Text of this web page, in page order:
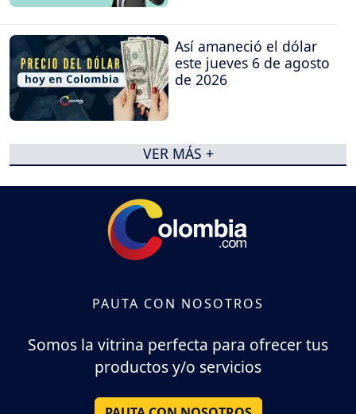
Así amaneció el dólar
este jueves 6 de agosto
de 2026
VER MÁS +
PAUTA CON NOSOTROS
Somos la vitrina perfecta para ofrecer tus
productos y/o servicios